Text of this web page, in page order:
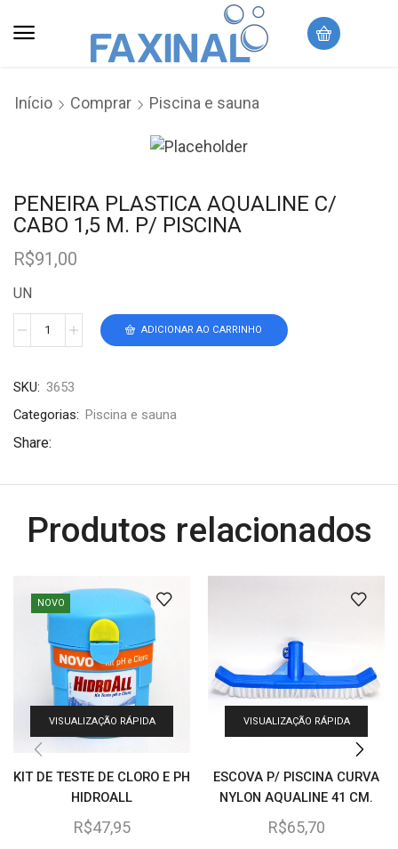
Início Comprar Piscina e sauna
PENEIRA PLASTICA AQUALINE C/
CABO 1,5 M. P/ PISCINA
R$91,00
UN
ADICIONAR AO CARRINHO
SKU: 3653
Categorias: Piscina e sauna
Share:
Produtos relacionados
NOVO
VISUALIZAÇÃO RÁPIDA
KIT DE TESTE DE CLORO E PH
HIDROALL
R$47,95
VISUALIZAÇÃO RÁPIDA
ESCOVA P/ PISCINA CURVA
NYLON AQUALINE 41 CM.
(REF. 461)
R$65,70